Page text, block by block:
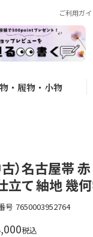
ご利用ガイ
・履物・小物
古）名古屋帯
立て 紬地 幾
号 7650003952764
税込